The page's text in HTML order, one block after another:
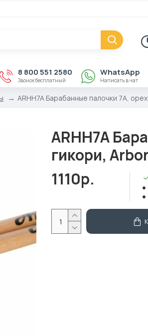
8 800 551 2580
Звонок бесплатный
WhatsApp
Написать в чат
ARHH7A Барабанные палочки 7A,
ARHH7A
гикори,
1110р.